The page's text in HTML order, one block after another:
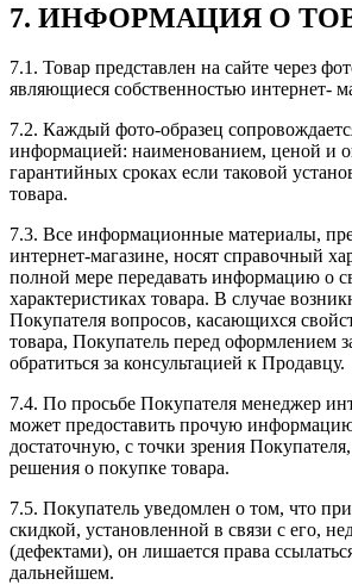
7. ИНФОРМАЦИЯ О
7.1. Товар представлен на сайте через
являющиеся собственностью интернет-
7.2. Каждый фото-образец
информацией: наименованием, ценой и
гарантийных сроках если таковой
товара.
7.3. Все информационные материалы,
интернет-магазине, носят справочный
полной мере передавать информацию о
характеристиках товара. В случае
Покупателя вопросов, касающихся
товара, Покупатель перед оформлением
обратиться за консультацией к Продавцу.
7.4. По просьбе Покупателя менеджер
может предоставить прочую
достаточную, с точки зрения
решения о покупке товара.
7.5. Покупатель уведомлен о том, что
скидкой, установленной в связи с его,
(дефектами), он лишается права
дальнейшем.